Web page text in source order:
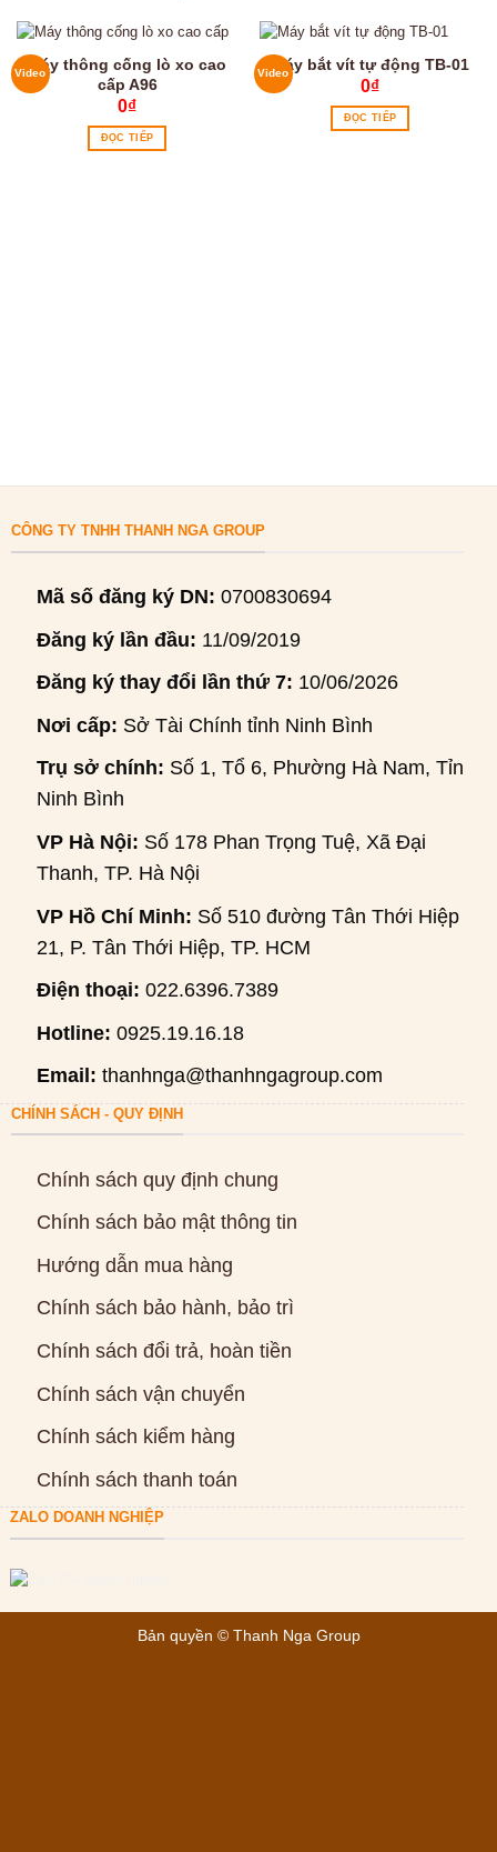
VideoMáy thông cống lò xo cao
cấp A96
0₫
ĐỌC TIẾP
VideoMáy bắt vít tự động TB-01
0₫
ĐỌC TIẾP
CÔNG TY TNHH THANH NGA GROUP
Mã số đăng ký DN: 0700830694
Đăng ký lần đầu: 11/09/2019
Đăng ký thay đổi lần thứ 7: 10/06/2026
Nơi cấp: Sở Tài Chính tỉnh Ninh Bình
Trụ sở chính: Số 1, Tổ 6, Phường Hà Nam, Tỉnh
Ninh Bình
VP Hà Nội: Số 178 Phan Trọng Tuệ, Xã Đại
Thanh, TP. Hà Nội
VP Hồ Chí Minh: Số 510 đường Tân Thới Hiệp
21, P. Tân Thới Hiệp, TP. HCM
Điện thoại: 022.6396.7389
Hotline: 0925.19.16.18
Email: thanhnga@thanhngagroup.com
CHÍNH SÁCH - QUY ĐỊNH
Chính sách quy định chung
Chính sách bảo mật thông tin
Hướng dẫn mua hàng
Chính sách bảo hành, bảo trì
Chính sách đổi trả, hoàn tiền
Chính sách vận chuyển
Chính sách kiểm hàng
Chính sách thanh toán
ZALO DOANH NGHIỆP
Bản quyền © Thanh Nga Group